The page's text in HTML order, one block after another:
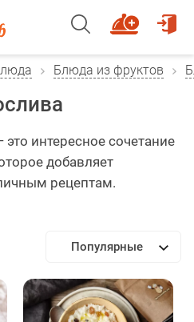
Блюда из фруктов
интересное сочетание
добавляет
рецептам.
Популярные